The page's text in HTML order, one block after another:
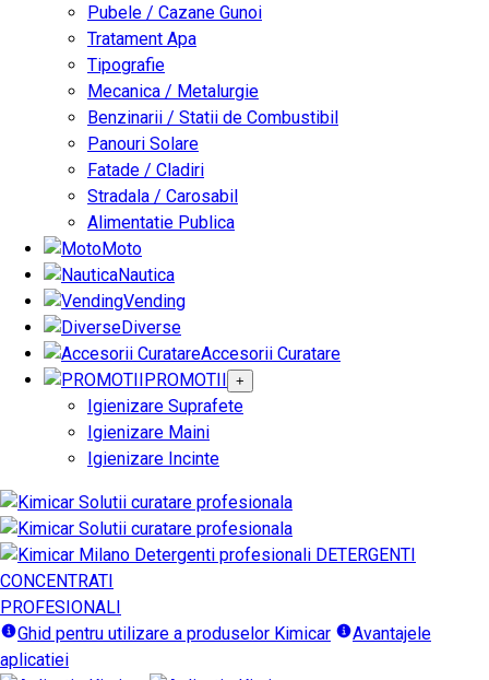
Pubele / Cazane Gunoi
Tratament Apa
Tipografie
Mecanica / Metalurgie
Benzinarii / Statii de Combustibil
Panouri Solare
Fatade / Cladiri
Stradala / Carosabil
Alimentatie Publica
Moto
Nautica
Vending
Diverse
Accesorii Curatare
PROMOTII +
Igienizare Suprafete
Igienizare Maini
Igienizare Incinte
DETERGENTI
CONCENTRATI
PROFESIONALI
Ghid pentru utilizare a produselor Kimicar
Avantajele
aplicatiei